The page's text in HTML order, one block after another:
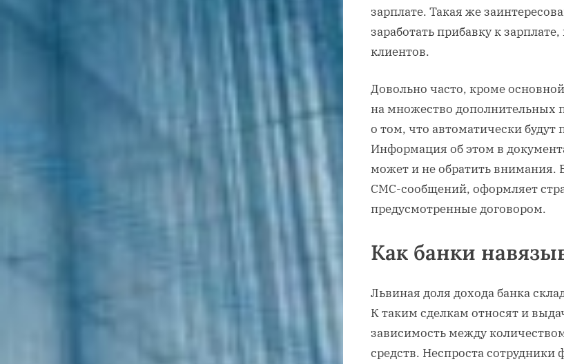
зарплате. Такая же
заработать прибавку к
клиентов.
Довольно часто, кроме
на множество дополнительных
о том, что автоматически
Информация об этом в
может и не обратить внимания.
СМС-сообщений, оформляет
предусмотренные договором.
Как банки
Львиная доля дохода банка
К таким сделкам относят и
зависимость между
средств. Неспроста